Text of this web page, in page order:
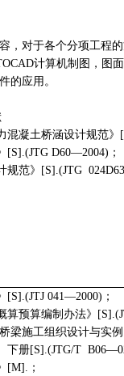
，对于各个分项工程
计算机制图，图
的应用。
混凝土桥涵设计规范》
[S].(JTG D60—2004)；
规范》 [S].(JTG 024
[S].(JTJ 041—2000)；
算预算编制办法》 [S].(
桥梁施工组织设计与实例
下册[S].(JTG/T
[M]. ；